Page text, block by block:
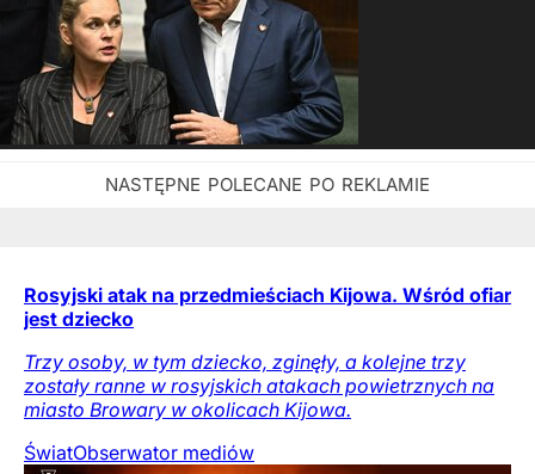
Rosyjski atak na przedmieściach Kijowa. Wśród ofiar
jest dziecko
Trzy osoby, w tym dziecko, zginęły, a kolejne trzy
zostały ranne w rosyjskich atakach powietrznych na
miasto Browary w okolicach Kijowa.
ŚwiatObserwator mediów